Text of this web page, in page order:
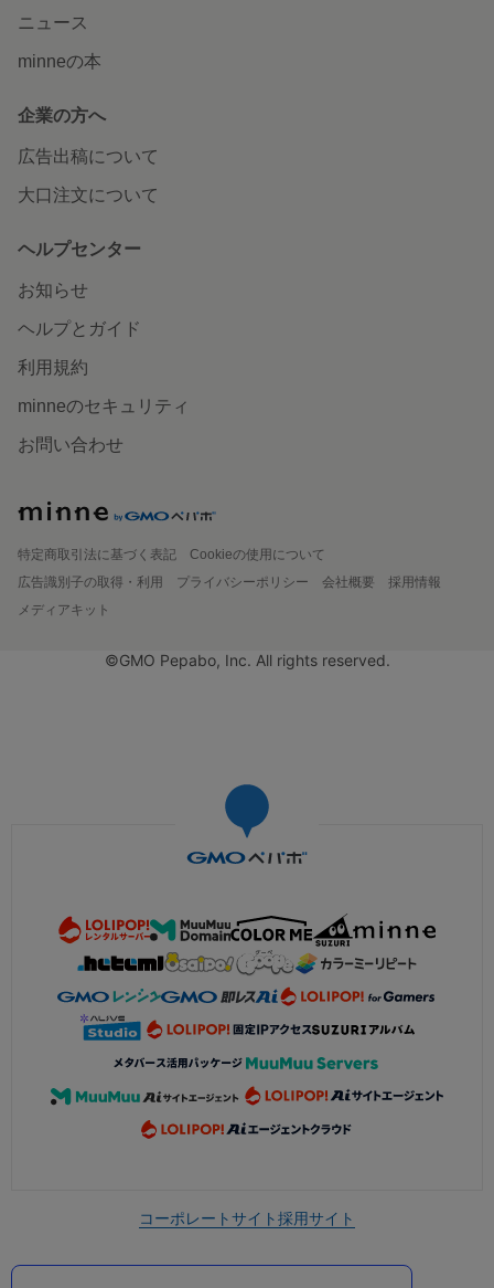
ニュース
minneの本
企業の方へ
広告出稿について
大口注文について
ヘルプセンター
お知らせ
ヘルプとガイド
利用規約
minneのセキュリティ
お問い合わせ
特定商取引法に基づく表記
Cookieの使用について
広告識別子の取得・利用
プライバシーポリシー 会社概要
採用情報
メディアキット
©GMO Pepabo, Inc. All rights reserved.
コーポレートサイト採用サイト